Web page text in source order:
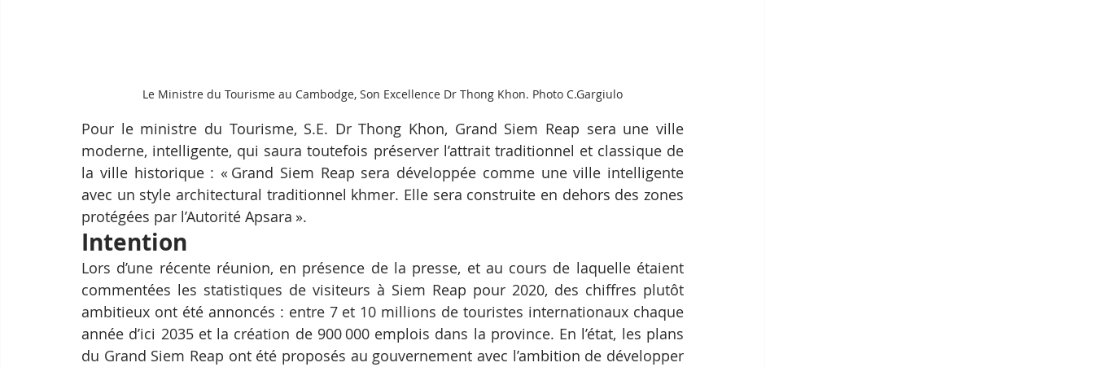
Le Ministre du Tourisme au Cambodge, Son Excellence Dr Thong Khon. Photo C.Gargiulo
Pour le ministre du Tourisme, S.E. Dr Thong Khon, Grand Siem Reap sera une ville
moderne, intelligente, qui saura toutefois préserver l’attrait traditionnel et classique de
la ville historique : « Grand Siem Reap sera développée comme une ville intelligente
avec un style architectural traditionnel khmer. Elle sera construite en dehors des zones
protégées par l’Autorité Apsara ».
Intention
Lors d’une récente réunion, en présence de la presse, et au cours de laquelle étaient
commentées les statistiques de visiteurs à Siem Reap pour 2020, des chiffres plutôt
ambitieux ont été annoncés : entre 7 et 10 millions de touristes internationaux chaque
année d’ici 2035 et la création de 900 000 emplois dans la province. En l’état, les plans
du Grand Siem Reap ont été proposés au gouvernement avec l’ambition de développer